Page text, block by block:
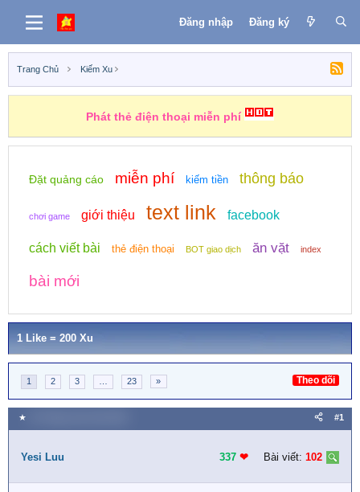
Đăng nhập Đăng ký
Trang Chủ Kiếm Xu
Phát thẻ điện thoại miễn phí
Đặt quảng cáo miễn phí kiếm tiền thông báo
chơi game giới thiệu text link facebook
cách viết bài thẻ điện thoại BOT giao dịch ăn vặt index
bài mới
1 Like = 200 Xu
1 2 3 23 » Theo dõi
★ #1
Yesi Luu 337 ❤︎ Bài viết: 102